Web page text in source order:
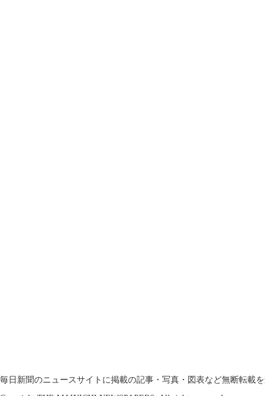
毎日新聞のニュースサイトに掲載の記事・写真・図表など無断転載